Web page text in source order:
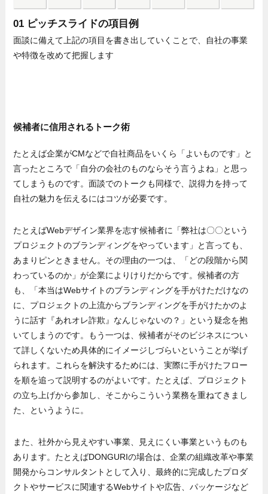
01 ピッチスライドの項目例
面談に備えて上記の項目を書き出していくことで、自社の事業
や特徴を改めて把握します
候補者に信用されるトーク術
たとえば企業がCMなどで自社商品をいくら「よいものです」と
言ったところで「自分の会社のものならそう言うよね」と思っ
てしまうものです。面談でのトークも同様で、説得力を持って
自社の魅力を伝えるにはコツが必要です。
たとえばWebデザイン業界を志す候補者に「弊社は〇〇という
プロジェクトのブランディングをやっています」と言っても、
あまりピンときません。その理由の一つは、「どの段階から関
わっているのか」が企業によりけりだからです。候補者の方
も、「本当はWebサイトのブランディングを手がけただけなの
に、プロジェクトの上流からブランディングを手がけたかのよ
うに話す『あれオレ詐欺』なんじゃないの？」という疑念を抱
いてしまうのです。もう一つは、候補者がそのビジネスについ
て詳しくないため具体的にイメージしづらいということが挙げ
られます。これらを解決するためには、実際に手がけたフロー
を順を追って説明するのがよいです。たとえば、プロジェクト
の立ち上げから参加し、そこからこういう業務を重ねてきまし
た、というように。
また、社外から見えやすい事業、見えにくい事業というものも
あります。たとえばDONGURIの場合は、企業の組織改革や事業
開発からコンサルタントとして入り、最終的に完成したプロダ
クトやサービスに関連するWebサイトや広告、パッケージなど